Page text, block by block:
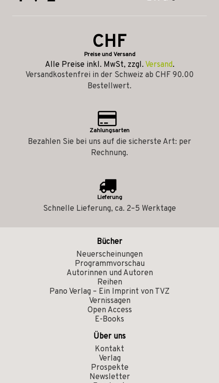
CHF
Preise und Versand
Alle Preise inkl. MwSt, zzgl. Versand.
Versandkostenfrei in der Schweiz ab CHF 90.00
Bestellwert.
Zahlungsarten
Bezahlen Sie bei uns auf die sicherste Art: per
Rechnung.
Lieferung
Schnelle Lieferung, ca. 2–5 Werktage
Bücher
Neuerscheinungen
Programmvorschau
Autorinnen und Autoren
Reihen
Pano Verlag – Ein Imprint von TVZ
Vernissagen
Open Access
E-Books
Über uns
Kontakt
Verlag
Prospekte
Newsletter